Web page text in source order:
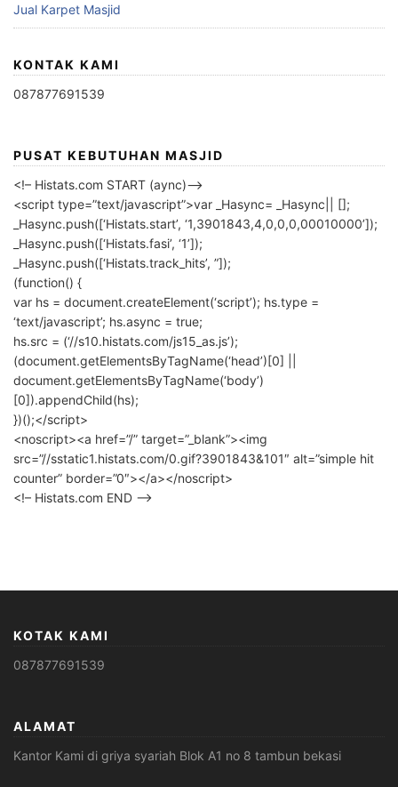
Jual Karpet Masjid
KONTAK KAMI
087877691539
PUSAT KEBUTUHAN MASJID
<!– Histats.com START (aync)–>
<script type=”text/javascript”>var _Hasync= _Hasync|| [];
_Hasync.push([‘Histats.start’, ‘1,3901843,4,0,0,0,00010000’]);
_Hasync.push([‘Histats.fasi’, ‘1’]);
_Hasync.push([‘Histats.track_hits’, ”]);
(function() {
var hs = document.createElement(‘script’); hs.type =
‘text/javascript’; hs.async = true;
hs.src = (‘//s10.histats.com/js15_as.js’);
(document.getElementsByTagName(‘head’)[0] ||
document.getElementsByTagName(‘body’)
[0]).appendChild(hs);
})();</script>
<noscript><a href=”/” target=”_blank”><img
src=”//sstatic1.histats.com/0.gif?3901843&101″ alt=”simple hit
counter” border=”0″></a></noscript>
<!– Histats.com END –>
KOTAK KAMI
087877691539
ALAMAT
Kantor Kami di griya syariah Blok A1 no 8 tambun bekasi